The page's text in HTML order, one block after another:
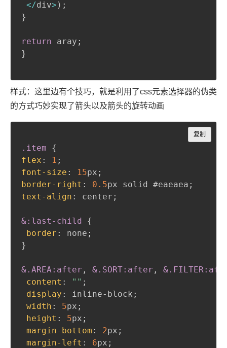
</div> ) ;
}
return aray ;
}
样式：这里边有个技巧，就是利用了css元素选择器的伪类
的方式巧妙实现了箭头以及箭头的旋转动画
.item
{
flex : 1 ;
font-size : 15px ;
border-right : 0.5px solid #eaeaea ;
text-align : center ;
&:last-child
{
border : none ;
}
&.AREA:after , &.SORT:after , &.FILTER
content : "" ;
display : inline-block ;
width : 5px ;
height : 5px ;
margin-bottom : 2px ;
margin-left : 6px ;
复制
Copy